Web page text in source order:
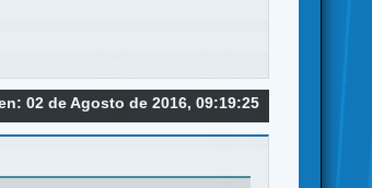
02 de Agosto de 2016, 09:19:25